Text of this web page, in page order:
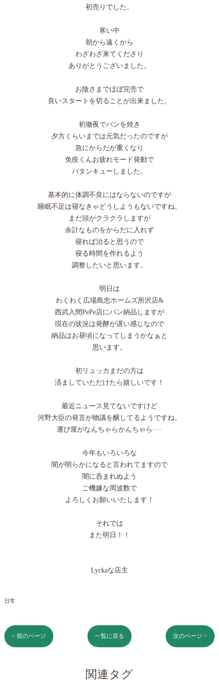
初売りでした。
寒い中
朝から遠くから
わざわざ来てくださり
ありがとうございました。
お陰さまでほぼ完売で
良いスタートを切ることが出来ました。
初徹夜でパンを焼き
夕方くらいまでは元気だったのですが
急にからだが重くなり
免疫くんお疲れモード発動で
バタンキューしました。
基本的に体調不良にはならないのですが
睡眠不足は寝なきゃどうしようもないですね。
まだ頭がクラクラしますが
余計なものをからだに入れず
寝れば治ると思うので
寝る時間を作れるよう
調整したいと思います。
明日は
わくわく広場島忠ホームズ所沢店&
西武入間PePe店にパン納品しますが
現在の状況は発酵が遅い感じなので
納品はお昼頃になってしまうかなぁと
思います。
初リュッカまだの方は
済ましていただけたら嬉しいです！
最近ニュース見てないですけど
河野大臣の発言が物議を醸してるようですね。
運び屋がなんちゃらかんちゃら····
今年もいろいろな
闇が明らかになると言われてますので
闇に呑まれぬよう
ご機嫌な周波数で
よろしくお願いいたします！
それでは
また明日！！
Lyckaな店主
日常
< 前のページ 一覧に戻る 次のページ >
関連タグ